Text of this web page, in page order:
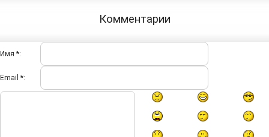
Комментарии
Имя *:
Email *: